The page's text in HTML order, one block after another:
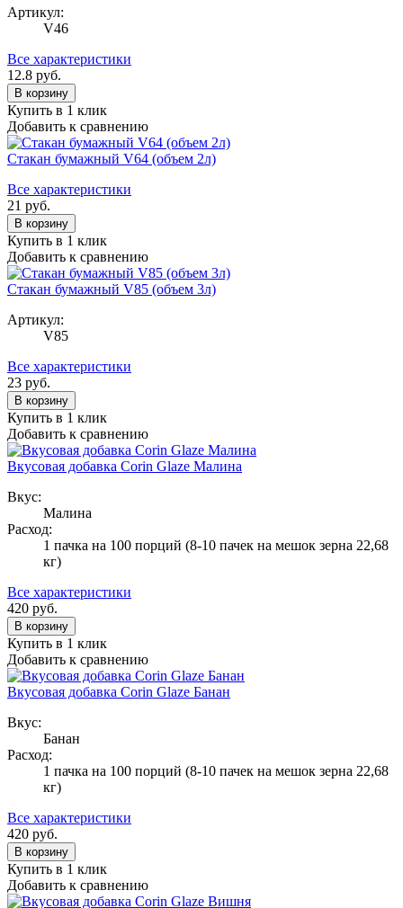
Артикул:
V46
Все характеристики
12.8 руб.
В корзину
Купить в 1 клик
Добавить к сравнению
Стакан бумажный V64 (объем 2л)
Все характеристики
21 руб.
В корзину
Купить в 1 клик
Добавить к сравнению
Стакан бумажный V85 (объем 3л)
Артикул:
V85
Все характеристики
23 руб.
В корзину
Купить в 1 клик
Добавить к сравнению
Вкусовая добавка Corin Glaze Малина
Вкус:
Малина
Расход:
1 пачка на 100 порций (8-10 пачек на мешок зерна 22,68
кг)
Все характеристики
420 руб.
В корзину
Купить в 1 клик
Добавить к сравнению
Вкусовая добавка Corin Glaze Банан
Вкус:
Банан
Расход:
1 пачка на 100 порций (8-10 пачек на мешок зерна 22,68
кг)
Все характеристики
420 руб.
В корзину
Купить в 1 клик
Добавить к сравнению